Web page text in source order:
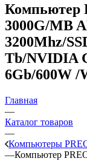
Компьютер
3000G/MB
3200Mhz/
Tb/NVIDIA
6Gb/600W /
Главная
—
Каталог товаров
—
Компьютеры
—Компьютер